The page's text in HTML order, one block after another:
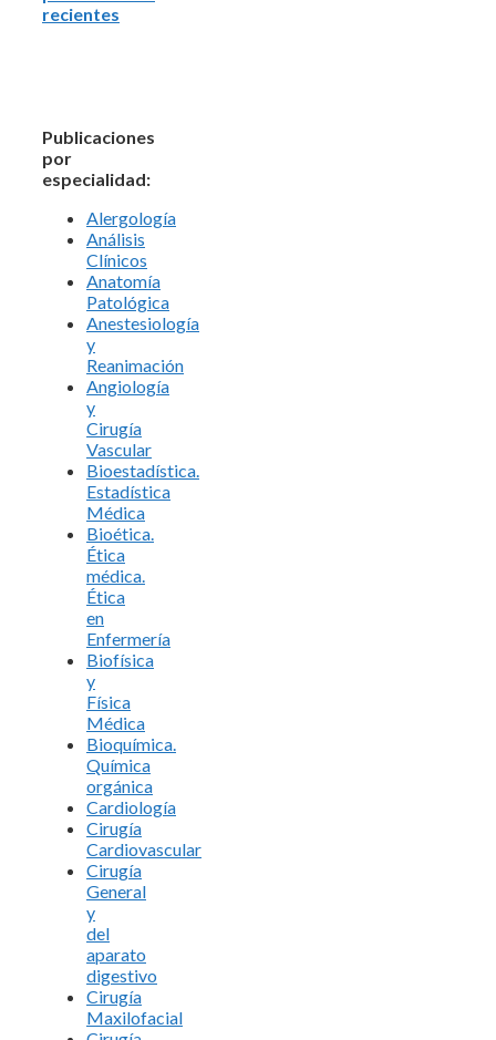
recientes
Publicaciones
por
especialidad:
Alergología
Análisis
Clínicos
Anatomía
Patológica
Anestesiología
y
Reanimación
Angiología
y
Cirugía
Vascular
Bioestadística.
Estadística
Médica
Bioética.
Ética
médica.
Ética
en
Enfermería
Biofísica
y
Física
Médica
Bioquímica.
Química
orgánica
Cardiología
Cirugía
Cardiovascular
Cirugía
General
y
del
aparato
digestivo
Cirugía
Maxilofacial